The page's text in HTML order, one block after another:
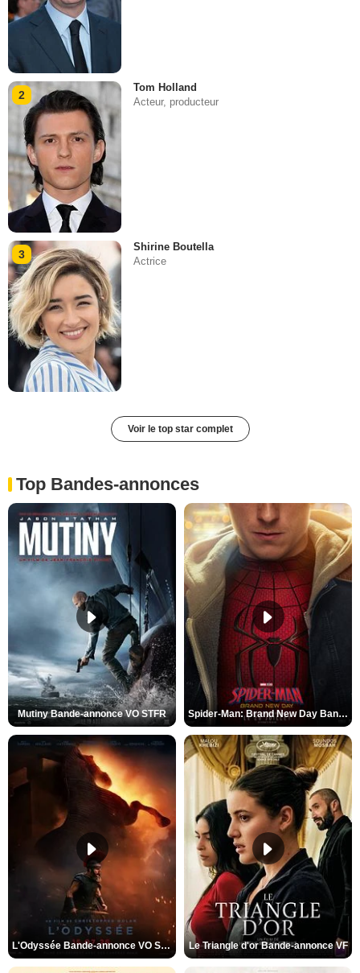
2
Tom Holland
Acteur, producteur
3
Shirine Boutella
Actrice
Voir le top star complet
Top Bandes-annonces
Mutiny Bande-annonce VO STFR Spider-Man: Brand New Day Bande-annonce VO STFR
L'Odyssée Bande-annonce VO STFR Le Triangle d'or Bande-annonce VF